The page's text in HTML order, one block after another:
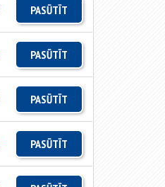
PASŪTĪT
PASŪTĪT
PASŪTĪT
PASŪTĪT